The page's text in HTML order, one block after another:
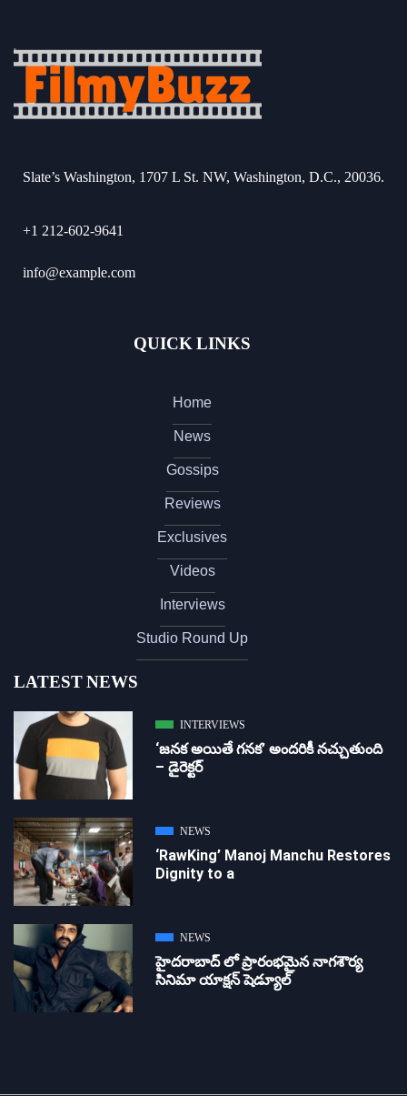
Slate’s Washington, 1707 L St. NW, Washington, D.C., 20036.
+1 212-602-9641
info@example.com
QUICK LINKS
Home
News
Gossips
Reviews
Exclusives
Videos
Interviews
Studio Round Up
LATEST NEWS
INTERVIEWS
‘జ‌న‌క అయితే గ‌న‌క‌’ అందరికీ నచ్చుతుంది
– డైరెక్ట‌ర్
NEWS
‘RawKing’ Manoj Manchu Restores
Dignity to a
NEWS
హైదరాబాద్ లో ప్రారంభమైన నాగశౌర్య
సినిమా యాక్షన్ షెడ్యూల్